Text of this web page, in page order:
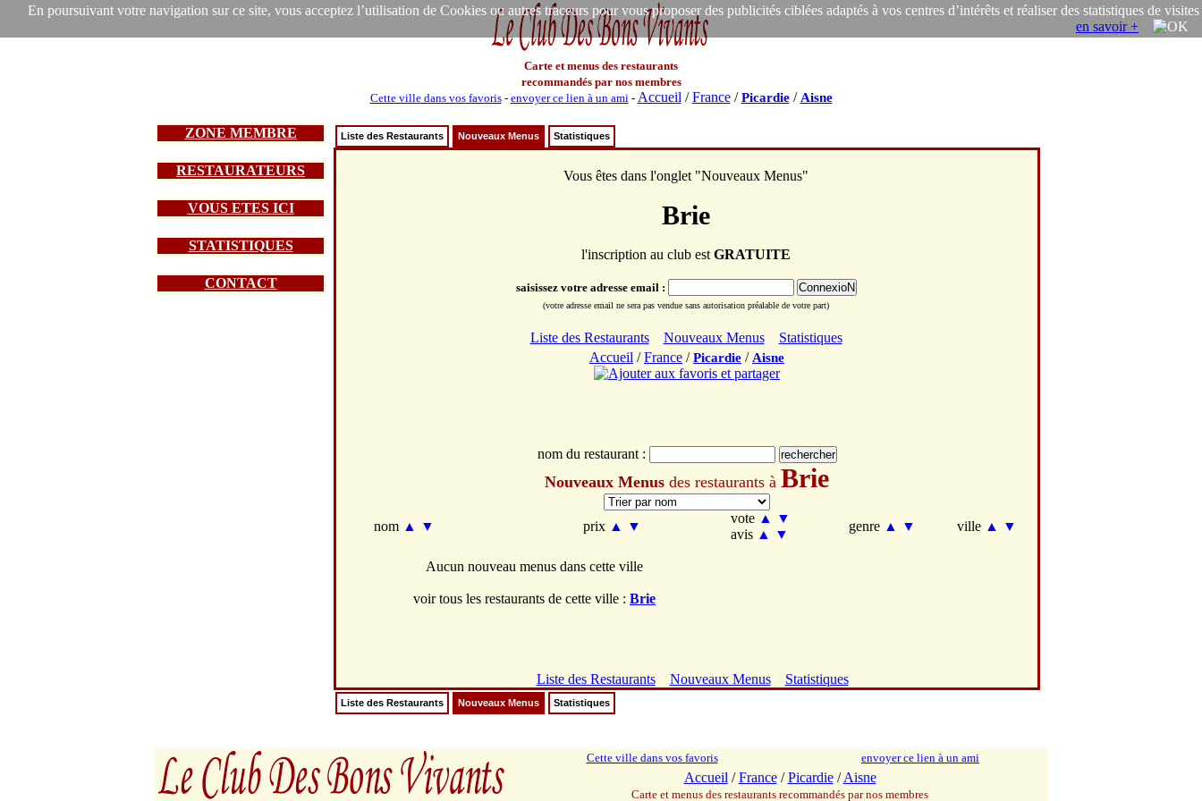
En poursuivant votre navigation sur ce site, vous acceptez l’utilisation de Cookies ou autres traceurs pour vous proposer des publicités ciblées adaptés à vos centres d’intérêts et réaliser des statistiques de visites
en savoir +
Carte et menus des restaurants
recommandés par nos membres
Cette ville dans vos favoris- envoyer ce lien à un ami- Accueil /France/Picardie/ Aisne
ZONE MEMBRE
RESTAURATEURS
VOUS ETES ICI
STATISTIQUES
CONTACT
Liste des Restaurants Nouveaux Menus Statistiques
Vous êtes dans l'onglet "Nouveaux Menus"
Brie
l'inscription au club est GRATUITE
saisissez votre adresse email :
(votre adresse email ne sera pas vendue sans autorisation préalable de votre part)
Liste des Restaurants Nouveaux Menus
Statistiques
Accueil /France /Picardie / Aisne
nom du restaurant :
Nouveaux Menus des restaurants à Brie
nom ▲ ▼ prix ▲ ▼
vote ▲
▼
avis ▲ ▼
genre ▲ ▼ ville ▲ ▼
Aucun nouveau menus dans cette ville
voir tous les restaurants de cette ville : Brie
Liste des Restaurants Nouveaux Menus Statistiques
Liste des Restaurants Nouveaux Menus Statistiques
Cette ville dans vos favoris envoyer ce lien à un ami
Accueil /France/Picardie/Aisne
Carte et menus des restaurants recommandés par nos membres